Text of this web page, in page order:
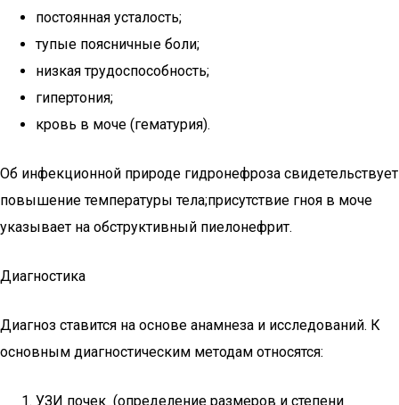
постоянная усталость;
тупые поясничные боли;
низкая трудоспособность;
гипертония;
кровь в моче (гематурия).
Об инфекционной природе гидронефроза свидетельствует
повышение температуры тела;присутствие гноя в моче
указывает на обструктивный пиелонефрит.
Диагностика
Диагноз ставится на основе анамнеза и исследований. К
основным диагностическим методам относятся:
УЗИ почек (определение размеров и степени